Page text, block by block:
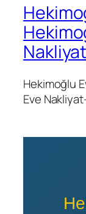
Nakliyat
Hekimoğlu
Eve